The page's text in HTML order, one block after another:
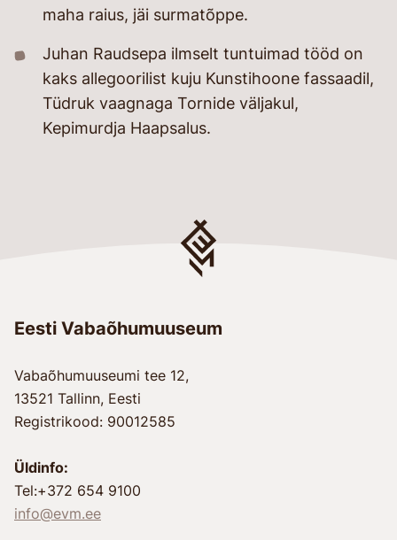
maha raius, jäi surmatõppe.
Juhan Raudsepa ilmselt tuntuimad tööd on
kaks allegoorilist kuju Kunstihoone fassaadil,
Tüdruk vaagnaga Tornide väljakul,
Kepimurdja Haapsalus.
Eesti Vabaõhumuuseum
Vabaõhumuuseumi tee 12,
13521 Tallinn, Eesti
Registrikood: 90012585
Üldinfo:
Tel:+372 654 9100
info@evm.ee